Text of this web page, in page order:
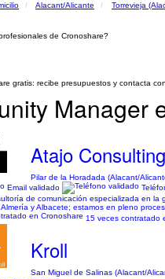
Alacant/Alicante Torrevieja
de Cronoshare?
gratis: recibe presupuestos y contacta
Manager
Atajo
Pilar de la Horadada (Alacant/
Email validado
de comunicación especializada en
y Albacete; estamos en pleno
15 veces contratado
Kroll
San Miguel de Salinas (Alacant/